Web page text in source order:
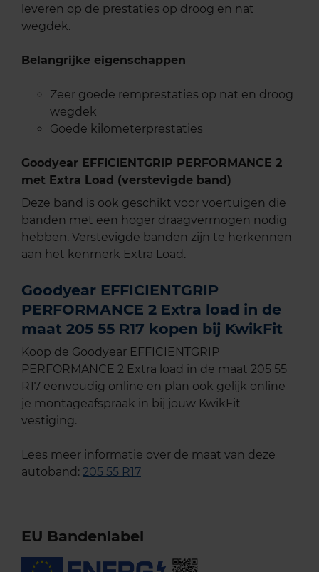
leveren op de prestaties op droog en nat
wegdek.
Belangrijke eigenschappen
Zeer goede remprestaties op nat en droog
wegdek
Goede kilometerprestaties
Goodyear EFFICIENTGRIP PERFORMANCE 2
met Extra Load (verstevigde band)
Deze band is ook geschikt voor voertuigen die
banden met een hoger draagvermogen nodig
hebben. Verstevigde banden zijn te herkennen
aan het kenmerk Extra Load.
Goodyear EFFICIENTGRIP
PERFORMANCE 2 Extra load in de
maat 205 55 R17 kopen bij KwikFit
Koop de Goodyear EFFICIENTGRIP
PERFORMANCE 2 Extra load in de maat 205 55
R17 eenvoudig online en plan ook gelijk online
je montageafspraak in bij jouw KwikFit
vestiging.
Lees meer informatie over de maat van deze
autoband: 205 55 R17
EU Bandenlabel